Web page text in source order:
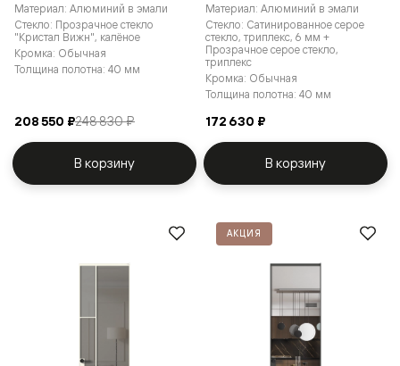
Материал: Алюминий в эмали
Стекло: Прозрачное стекло
"Кристал Вижн", калёное
Кромка: Обычная
Толщина полотна: 40 мм
208 550 ₽248 830 ₽
В корзину
Материал: Алюминий в эмали
Стекло: Сатинированное серое
стекло, триплекс, 6 мм +
Прозрачное серое стекло,
триплекс
Кромка: Обычная
Толщина полотна: 40 мм
172 630 ₽
В корзину
АКЦИЯ